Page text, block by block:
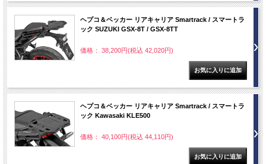
ヘプコ＆ベッカー リアキャリア Smartrack / スマートラ
ック SUZUKI GSX-8T / GSX-8TT
価格： 38,200円(税込 42,020円)
ヘプコ＆ベッカー リアキャリア Smartrack / スマートラ
ック Kawasaki KLE500
価格： 40,100円(税込 44,110円)